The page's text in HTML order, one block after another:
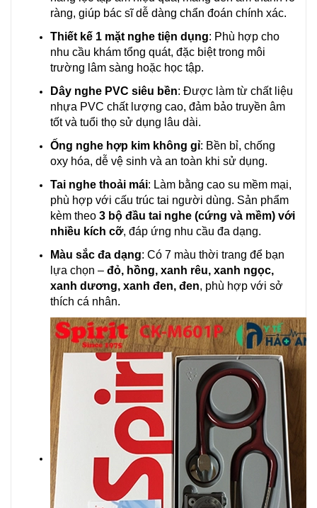
ràng, giúp bác sĩ dễ dàng chẩn đoán chính xác.
Thiết kế 1 mặt nghe tiện dụng: Phù hợp cho
nhu cầu khám tổng quát, đặc biệt trong môi
trường lâm sàng hoặc học tập.
Dây nghe PVC siêu bền: Được làm từ chất liệu
nhựa PVC chất lượng cao, đảm bảo truyền âm
tốt và tuổi thọ sử dụng lâu dài.
Ống nghe hợp kim không gỉ: Bền bỉ, chống
oxy hóa, dễ vệ sinh và an toàn khi sử dụng.
Tai nghe thoải mái: Làm bằng cao su mềm mại,
phù hợp với cấu trúc tai người dùng. Sản phẩm
kèm theo 3 bộ đầu tai nghe (cứng và mềm) với
nhiều kích cỡ, đáp ứng nhu cầu đa dạng.
Màu sắc đa dạng: Có 7 màu thời trang để bạn
lựa chọn – đỏ, hồng, xanh rêu, xanh ngọc,
xanh dương, xanh đen, đen, phù hợp với sở
thích cá nhân.